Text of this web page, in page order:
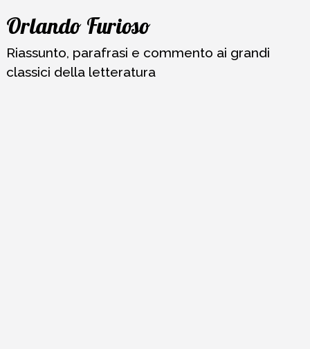
Vai
contenuto
Orlando Furioso
Riassunto, parafrasi e commento ai grandi
classici della letteratura